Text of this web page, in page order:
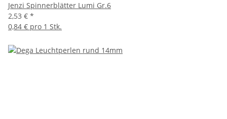
Jenzi Spinnerblätter Lumi Gr.6
2,53 € *
0,84 € pro 1 Stk.